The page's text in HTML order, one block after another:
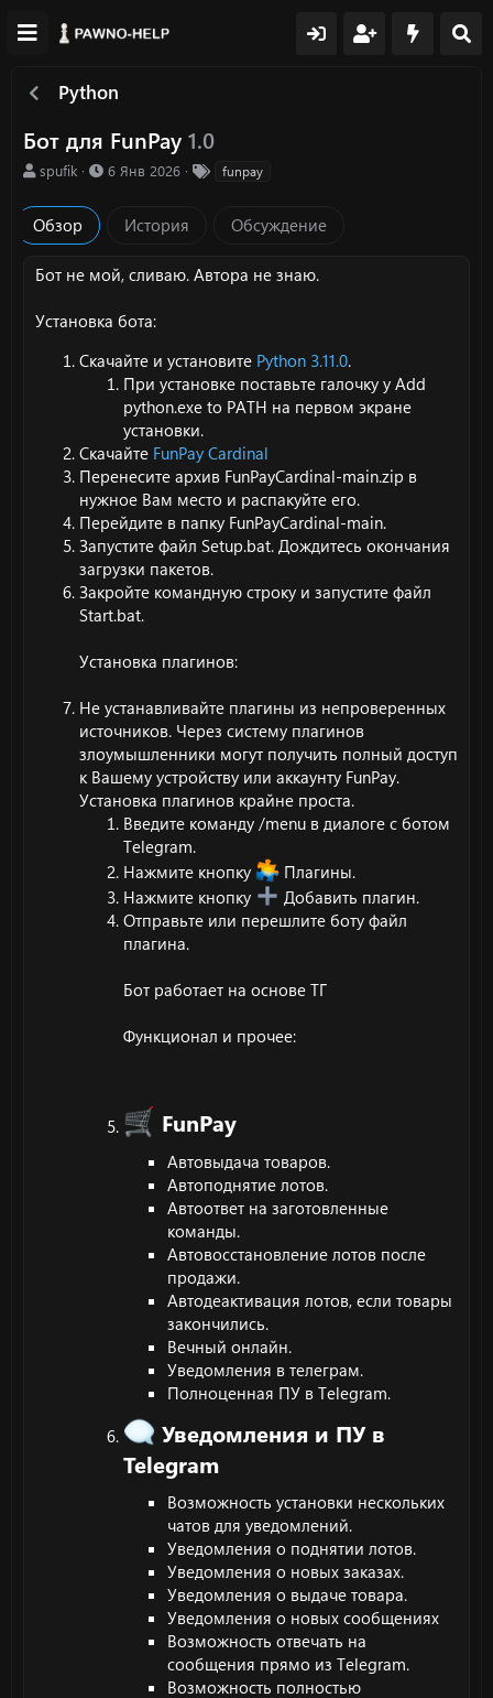
Python
Бот для FunPay 1.0
А
т
о
р
spufik
Д
о
а
и
я
6 Янв 2026 funpay
Обзор История Обсуждение
Бот не мой, сливаю. Автора не знаю.
Установка бота:
Скачайте и установите Python 3.11.0.
При установке поставьте галочку у Add
python.exe to PATH на первом экране
установки.
Скачайте FunPay Cardinal
Перенесите архив FunPayCardinal-main.zip в
нужное Вам место и распакуйте его.
Перейдите в папку FunPayCardinal-main.
Запустите файл Setup.bat. Дождитесь окончания
загрузки пакетов.
Закройте командную строку и запустите файл
Start.bat.
Установка плагинов:
Не устанавливайте плагины из непроверенных
источников. Через систему плагинов
злоумышленники могут получить полный доступ
к Вашему устройству или аккаунту FunPay.
Установка плагинов крайне проста.
Введите команду /menu в диалоге с ботом
Telegram.
Нажмите кнопку
Плагины.
Нажмите кнопку
Добавить плагин.
Отправьте или перешлите боту файл
плагина.
Бот работает на основе ТГ
Функционал и прочее:
FunPay
Автовыдача товаров.
Автоподнятие лотов.
Автоответ на заготовленные
команды.
Автовосстановление лотов после
продажи.
Автодеактивация лотов, если товары
закончились.
Вечный онлайн.
Уведомления в телеграм.
Полноценная ПУ в Telegram.
Уведомления и ПУ в
Telegram
Возможность установки нескольких
чатов для уведомлений.
Уведомления о поднятии лотов.
Уведомления о новых заказах.
Уведомления о выдаче товара.
Уведомления о новых сообщениях
Возможность отвечать на
сообщения прямо из Telegram.
Возможность полностью